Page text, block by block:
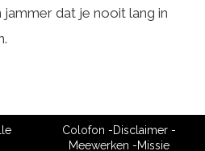
dat je nooit lang in
Colofon -Disclaimer-
Meewerken -Missie